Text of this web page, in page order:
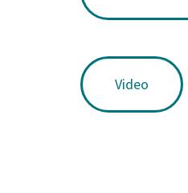
Video